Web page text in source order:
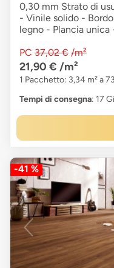
0,30 mm Strato di
- Vinile solido -
legno - Plancia unica
PC 37,02 € /m²
21,90 € /m²
1 Pacchetto: 3,34 m² a
Tempi di consegna: 17
-41 %